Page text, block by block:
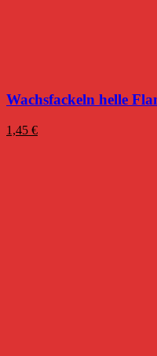
Wachsfackeln helle
1,45 €